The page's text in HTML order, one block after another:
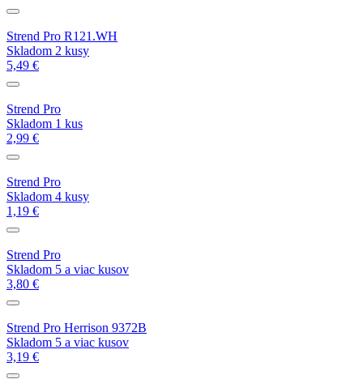
Strend Pro R121.WH
Skladom 2 kusy
5,49 €
Strend Pro
Skladom 1 kus
2,99 €
Strend Pro
Skladom 4 kusy
1,19 €
Strend Pro
Skladom 5 a viac kusov
3,80 €
Strend Pro Herrison 9372B
Skladom 5 a viac kusov
3,19 €